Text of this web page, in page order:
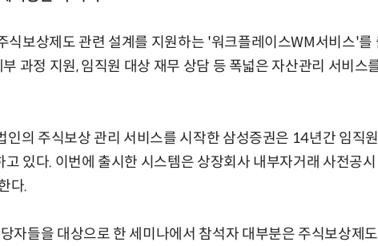
식보상제도 관련 설계를 지원하는 '워크플레이스WM서비스'를
과정 지원, 임직원 대상 재무 상담 등 폭넓은 자산관리 서비스
의 주식보상 관리 서비스를 시작한 삼성증권은 14년간 임직
있다. 이번에 출시한 시스템은 상장회사 내부자거래 사전공
다.
자들을 대상으로 한 세미나에서 참석자 대부분은 주식보상제